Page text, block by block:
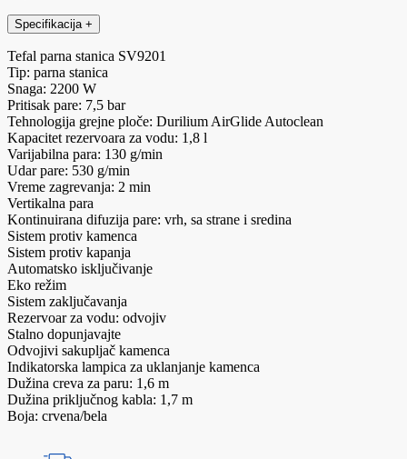
Specifikacija +
Tefal parna stanica SV9201
Tip: parna stanica
Snaga: 2200 W
Pritisak pare: 7,5 bar
Tehnologija grejne ploče: Durilium AirGlide Autoclean
Kapacitet rezervoara za vodu: 1,8 l
Varijabilna para: 130 g/min
Udar pare: 530 g/min
Vreme zagrevanja: 2 min
Vertikalna para
Kontinuirana difuzija pare: vrh, sa strane i sredina
Sistem protiv kamenca
Sistem protiv kapanja
Automatsko isključivanje
Eko režim
Sistem zaključavanja
Rezervoar za vodu: odvojiv
Stalno dopunjavajte
Odvojivi sakupljač kamenca
Indikatorska lampica za uklanjanje kamenca
Dužina creva za paru: 1,6 m
Dužina priključnog kabla: 1,7 m
Boja: crvena/bela